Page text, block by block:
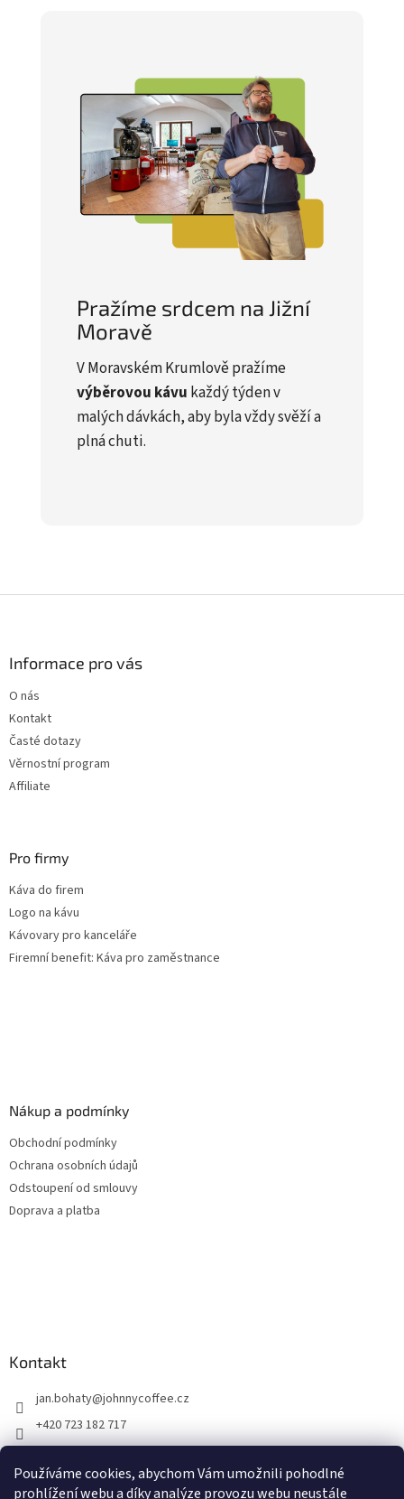
Používáme cookies, abychom Vám umožnili pohodlné
prohlížení webu a díky analýze provozu webu neustále
Pražíme srdcem na Jižní
Moravě
V Moravském Krumlově pražíme
výběrovou kávu každý týden v
malých dávkách, aby byla vždy svěží a
plná chuti.
Informace pro vás
O nás
Kontakt
Časté dotazy
Věrnostní program
Affiliate
Pro firmy
Káva do firem
Logo na kávu
Kávovary pro kanceláře
Firemní benefit: Káva pro zaměstnance
Nákup a podmínky
Obchodní podmínky
Ochrana osobních údajů
Odstoupení od smlouvy
Doprava a platba
Kontakt
jan.bohaty@johnnycoffee.cz
+420 723 182 717
Johnny Coffee
prazirna_johnny_coffee/